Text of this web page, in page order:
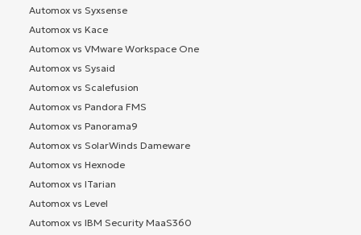
Automox vs Syxsense
Automox vs Kace
Automox vs VMware Workspace One
Automox vs Sysaid
Automox vs Scalefusion
Automox vs Pandora FMS
Automox vs Panorama9
Automox vs SolarWinds Dameware
Automox vs Hexnode
Automox vs ITarian
Automox vs Level
Automox vs IBM Security MaaS360